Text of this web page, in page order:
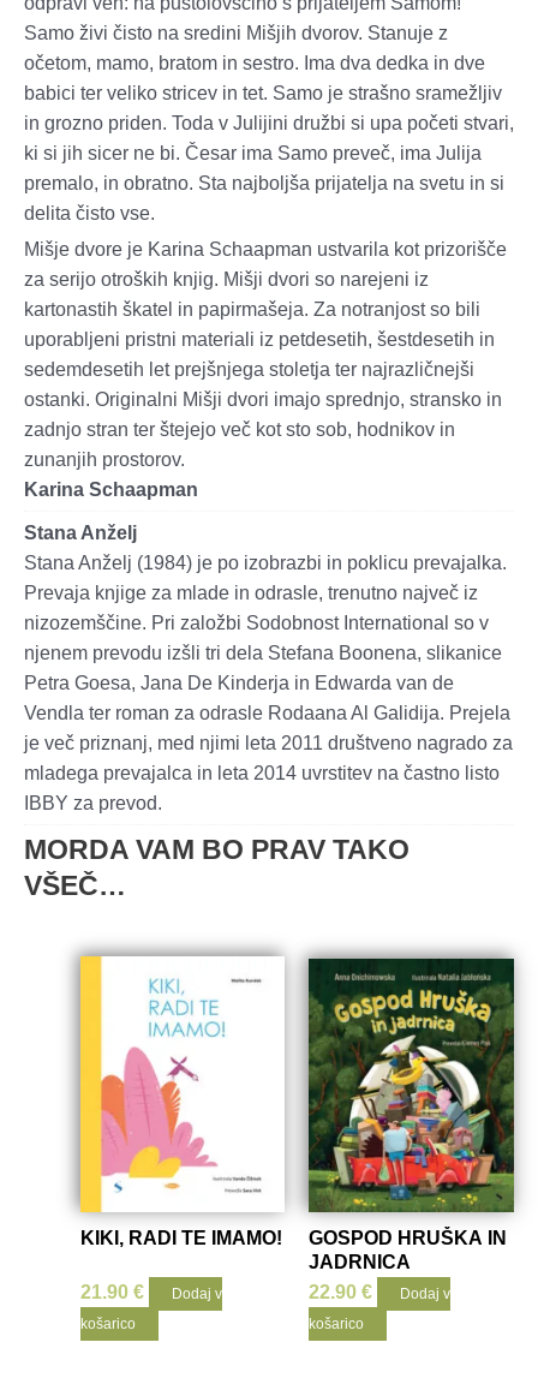
Samo živi čisto na sredini Mišjih dvorov. Stanuje z
očetom, mamo, bratom in sestro. Ima dva dedka in dve
babici ter veliko stricev in tet. Samo je strašno sramežljiv
in grozno priden. Toda v Julijini družbi si upa početi stvari,
ki si jih sicer ne bi. Česar ima Samo preveč, ima Julija
premalo, in obratno. Sta najboljša prijatelja na svetu in si
delita čisto vse.
Mišje dvore je Karina Schaapman ustvarila kot prizorišče
za serijo otroških knjig. Mišji dvori so narejeni iz
kartonastih škatel in papirmašeja. Za notranjost so bili
uporabljeni pristni materiali iz petdesetih, šestdesetih in
sedemdesetih let prejšnjega stoletja ter najrazličnejši
ostanki. Originalni Mišji dvori imajo sprednjo, stransko in
zadnjo stran ter štejejo več kot sto sob, hodnikov in
zunanjih prostorov.
Karina Schaapman
Stana Anželj
Stana Anželj (1984) je po izobrazbi in poklicu prevajalka.
Prevaja knjige za mlade in odrasle, trenutno največ iz
nizozemščine. Pri založbi Sodobnost International so v
njenem prevodu izšli tri dela Stefana Boonena, slikanice
Petra Goesa, Jana De Kinderja in Edwarda van de
Vendla ter roman za odrasle Rodaana Al Galidija. Prejela
je več priznanj, med njimi leta 2011 društveno nagrado za
mladega prevajalca in leta 2014 uvrstitev na častno listo
IBBY za prevod.
MORDA VAM BO PRAV TAKO
VŠEČ…
KIKI, RADI TE IMAMO!
21.90€
Dodaj v
košarico
GOSPOD HRUŠKA IN
JADRNICA
22.90 €
Dodaj v
košarico